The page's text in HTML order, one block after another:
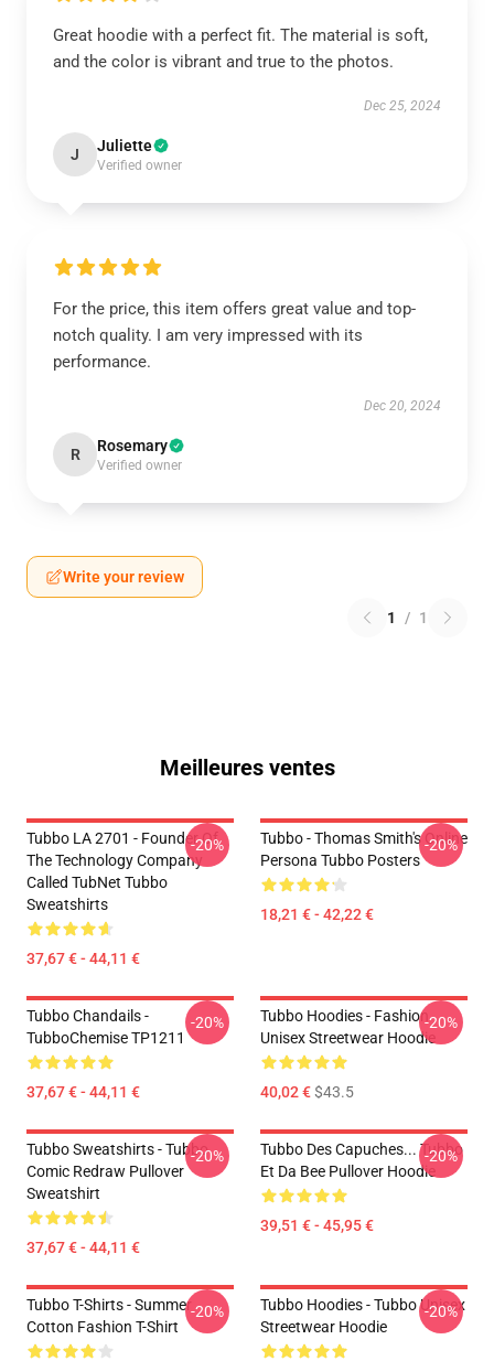
Great hoodie with a perfect fit. The material is soft,
and the color is vibrant and true to the photos.
Dec 25, 2024
J Juliette
Verified owner
For the price, this item offers great value and top-
notch quality. I am very impressed with its
performance.
Dec 20, 2024
R Rosemary
Verified owner
Write your review
1 / 1
Meilleures ventes
Tubbo LA 2701 - Founder Of
The Technology Company
Called TubNet Tubbo
Sweatshirts
37,67 € - 44,11 €
-20%
Tubbo - Thomas Smith's Online
Persona Tubbo Posters
18,21 € - 42,22 €
-20%
Tubbo Chandails -
TubboChemise TP1211
37,67 € - 44,11 €
-20%
Tubbo Hoodies - Fashion
Unisex Streetwear Hoodie
40,02 €$43.5
-20%
Tubbo Sweatshirts - Tubbo
Comic Redraw Pullover
Sweatshirt
37,67 € - 44,11 €
-20%
Tubbo Des Capuches... Tubbo
Et Da Bee Pullover Hoodie
39,51 € - 45,95 €
-20%
Tubbo T-Shirts - Summer
Cotton Fashion T-Shirt
-20%
Tubbo Hoodies - Tubbo Unisex
Streetwear Hoodie
-20%